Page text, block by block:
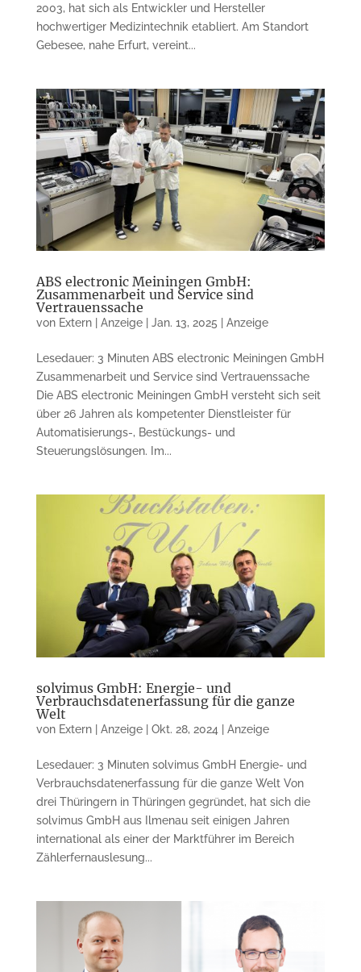
2003, hat sich als Entwickler und Hersteller
hochwertiger Medizintechnik etabliert. Am Standort
Gebesee, nahe Erfurt, vereint...
ABS electronic Meiningen GmbH:
Zusammenarbeit und Service sind
Vertrauenssache
von Extern | Anzeige| Jan. 13, 2025 Anzeige
Lesedauer: 3 Minuten ABS electronic Meiningen GmbH
Zusammenarbeit und Service sind Vertrauenssache
Die ABS electronic Meiningen GmbH versteht sich seit
über 26 Jahren als kompetenter Dienstleister für
Automatisierungs-, Bestückungs- und
Steuerungslösungen. Im...
solvimus GmbH: Energie- und
Verbrauchsdatenerfassung für die ganze
Welt
von Extern | Anzeige| Okt. 28, 2024 Anzeige
Lesedauer: 3 Minuten solvimus GmbH Energie- und
Verbrauchsdatenerfassung für die ganze Welt Von
drei Thüringern in Thüringen gegründet, hat sich die
solvimus GmbH aus Ilmenau seit einigen Jahren
international als einer der Marktführer im Bereich
Zählerfernauslesung...